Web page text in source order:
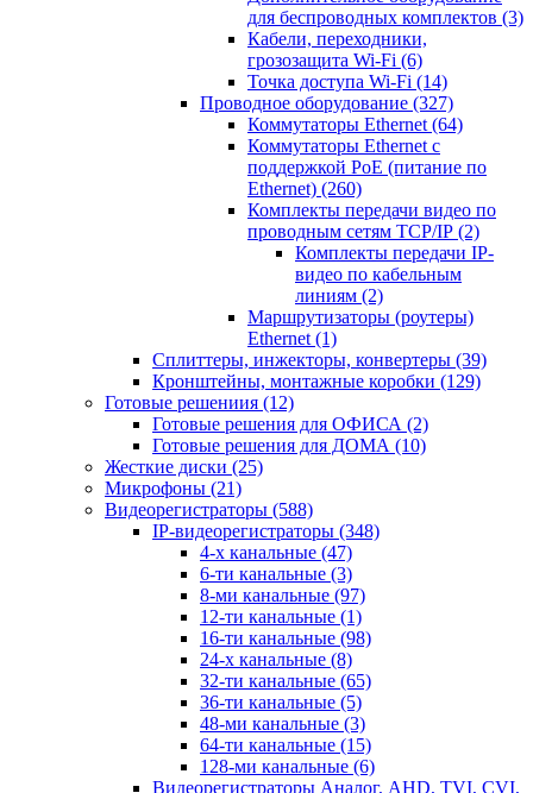
для беспроводных комплектов (3)
Кабели, переходники,
грозозащита Wi-Fi (6)
Точка доступа Wi-Fi (14)
Проводное оборудование (327)
Коммутаторы Ethernet (64)
Коммутаторы Ethernet с
поддержкой PoE (питание по
Ethernet) (260)
Комплекты передачи видео по
проводным сетям TCP/IP (2)
Комплекты передачи IP-
видео по кабельным
линиям (2)
Маршрутизаторы (роутеры)
Ethernet (1)
Сплиттеры, инжекторы, конвертеры (39)
Кронштейны, монтажные коробки (129)
Готовые решениия (12)
Готовые решения для ОФИСА (2)
Готовые решения для ДОМА (10)
Жесткие диски (25)
Микрофоны (21)
Видеорегистраторы (588)
IP-видеорегистраторы (348)
4-х канальные (47)
6-ти канальные (3)
8-ми канальные (97)
12-ти канальные (1)
16-ти канальные (98)
24-х канальные (8)
32-ти канальные (65)
36-ти канальные (5)
48-ми канальные (3)
64-ти канальные (15)
128-ми канальные (6)
Видеорегистраторы Аналог, AHD, TVI, CVI,